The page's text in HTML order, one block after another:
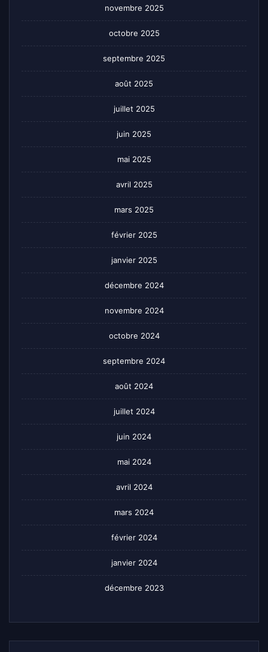
novembre 2025
octobre 2025
septembre 2025
août 2025
juillet 2025
juin 2025
mai 2025
avril 2025
mars 2025
février 2025
janvier 2025
décembre 2024
novembre 2024
octobre 2024
septembre 2024
août 2024
juillet 2024
juin 2024
mai 2024
avril 2024
mars 2024
février 2024
janvier 2024
décembre 2023